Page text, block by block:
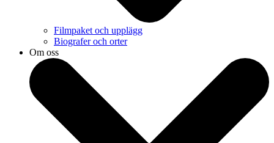
Filmpaket och upplägg
Biografer och orter
Om oss